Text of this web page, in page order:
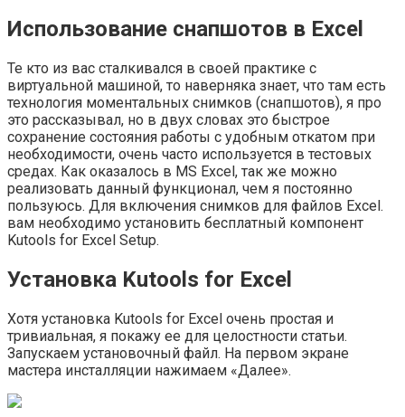
Использование снапшотов в Excel
Те кто из вас сталкивался в своей практике с
виртуальной машиной, то наверняка знает, что там есть
технология моментальных снимков (снапшотов), я про
это рассказывал, но в двух словах это быстрое
сохранение состояния работы с удобным откатом при
необходимости, очень часто используется в тестовых
средах. Как оказалось в MS Excel, так же можно
реализовать данный функционал, чем я постоянно
пользуюсь. Для включения снимков для файлов Excel.
вам необходимо установить бесплатный компонент
Kutools for Excel Setup.
Установка Kutools for Excel
Хотя установка Kutools for Excel очень простая и
тривиальная, я покажу ее для целостности статьи.
Запускаем установочный файл. На первом экране
мастера инсталляции нажимаем «Далее».